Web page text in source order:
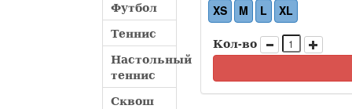
Футбол
Теннис
Настольный
теннис
Сквош
XS M L XL
Кол-во